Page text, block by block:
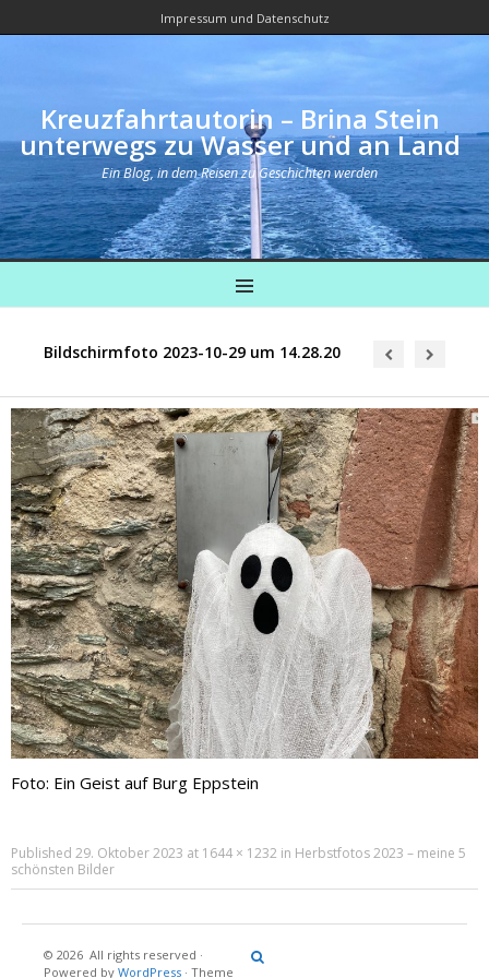
Impressum und Datenschutz
Kreuzfahrtautorin – Brina Stein
unterwegs zu Wasser und an Land
Ein Blog, in dem Reisen zu Geschichten werden
MENU
Bildschirmfoto 2023-10-29 um 14.28.20
Foto: Ein Geist auf Burg Eppstein
Published 29. Oktober 2023 at 1644 × 1232 in Herbstfotos 2023 – meine 5
schönsten Bilder
© 2026 All rights reserved ·
Powered by WordPress · Theme